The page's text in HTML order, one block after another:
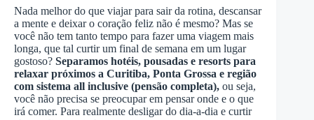
Nada melhor do que viajar para sair da rotina, descansar
a mente e deixar o coração feliz não é mesmo? Mas se
você não tem tanto tempo para fazer uma viagem mais
longa, que tal curtir um final de semana em um lugar
gostoso? Separamos hotéis, pousadas e resorts para
relaxar próximos a Curitiba, Ponta Grossa e região
com sistema all inclusive (pensão completa), ou seja,
você não precisa se preocupar em pensar onde e o que
irá comer. Para realmente desligar do dia-a-dia e curtir